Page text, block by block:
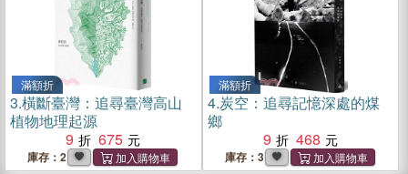
滿額折
3.橫斷臺灣：追尋臺灣高山
植物地理起源
9
675
庫存：2
滿額折
4.炭空：追尋記憶深處的煤
鄉
9
468
庫存：3